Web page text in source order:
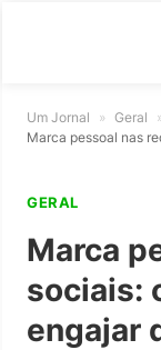
Um Jornal » Geral
Marca pessoal nas
GERAL
Marca
sociais:
engajar